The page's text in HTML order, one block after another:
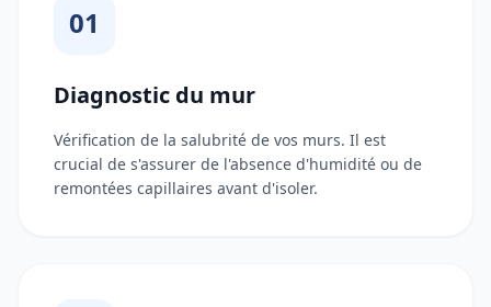
01
Diagnostic du mur
Vérification de la salubrité de vos murs. Il est
crucial de s'assurer de l'absence d'humidité ou de
remontées capillaires avant d'isoler.